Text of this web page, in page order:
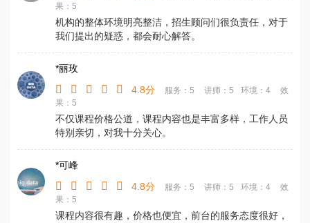
果：5
机构的整体环境明亮整洁，招生顾问们很负责任，对于
我们提出的疑惑，都会耐心解答。
*丽玫
4.8分
服务：5 讲师：5 环境：4
效
果：5
不仅课程价格公道，课程内容也是丰富多样，工作人员
特别亲切，对我十分关心。
*可峰
4.8分
服务：5 讲师：5 环境：4
效
果：5
课程内容很有趣，价格也便宜，前台的服务态度很好，